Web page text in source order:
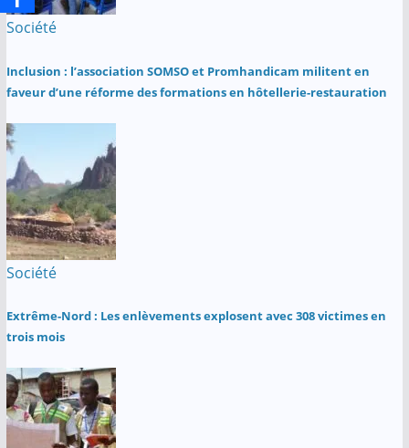
Société
Inclusion : l’association SOMSO et Promhandicam militent en
faveur d’une réforme des formations en hôtellerie-restauration
Société
Extrême-Nord : Les enlèvements explosent avec 308 victimes en
trois mois